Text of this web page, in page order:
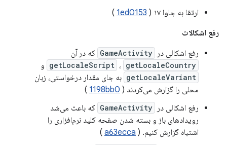
ارتقا به جاوا ۱۷ (
1ed0153
)
رفع اشکالات
رفع اشکالی در
GameActivity که در آن
getLocaleScript ، getLocaleCountry و
getLocaleVariant به جای مقدار درخواستی، زبان
محلی را گزارش می‌کردند ( 1198bb0
)
رفع اشکالی در
GameActivity که باعث می‌شد
رویدادهای باز و بسته شدن صفحه کلید نرم‌افزاری را
اشتباه گزارش کنیم. ( a63ecca
)